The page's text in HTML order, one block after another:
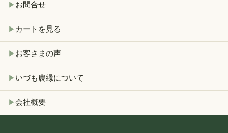
▶ お問合せ
▶ カートを見る
▶ お客さまの声
▶ いづも農縁について
▶ 会社概要